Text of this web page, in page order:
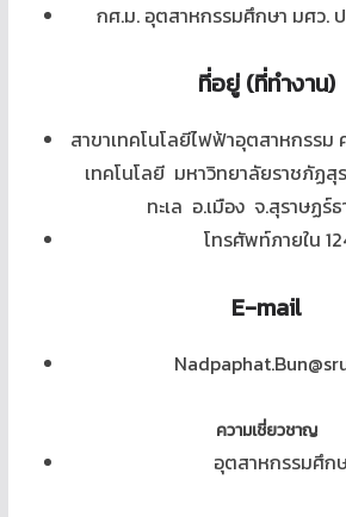
กศ.ม. อุตสาหกรรมศึกษา มศว.
ที่อยู่ (ที่ทำงาน)
สาขาเทคโนโลยีไฟฟ้าอุตสาหกรรม
เทคโนโลยี มหาวิทยาลัยราชภัฏ
ทะเล อ.เมือง จ.สุราษฏร์
โทรศัพท์ภายใน
E-mail
ความเชี่ยวชาญ
อุตสาหกรรมศึก